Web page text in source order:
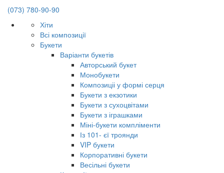
(073) 780-90-90
Хіти
Всі композиції
Букети
Варіанти букетів
Авторський букет
Монобукети
Композиціі у формі серця
Букети з екзотики
Букети з сухоцвітами
Букети з іграшками
Міні-букети компліменти
Із 101- єї троянди
VIP букети
Корпоративні букети
Весільні букети